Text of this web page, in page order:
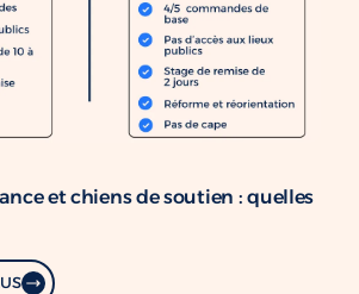
et chiens de soutien : quelles